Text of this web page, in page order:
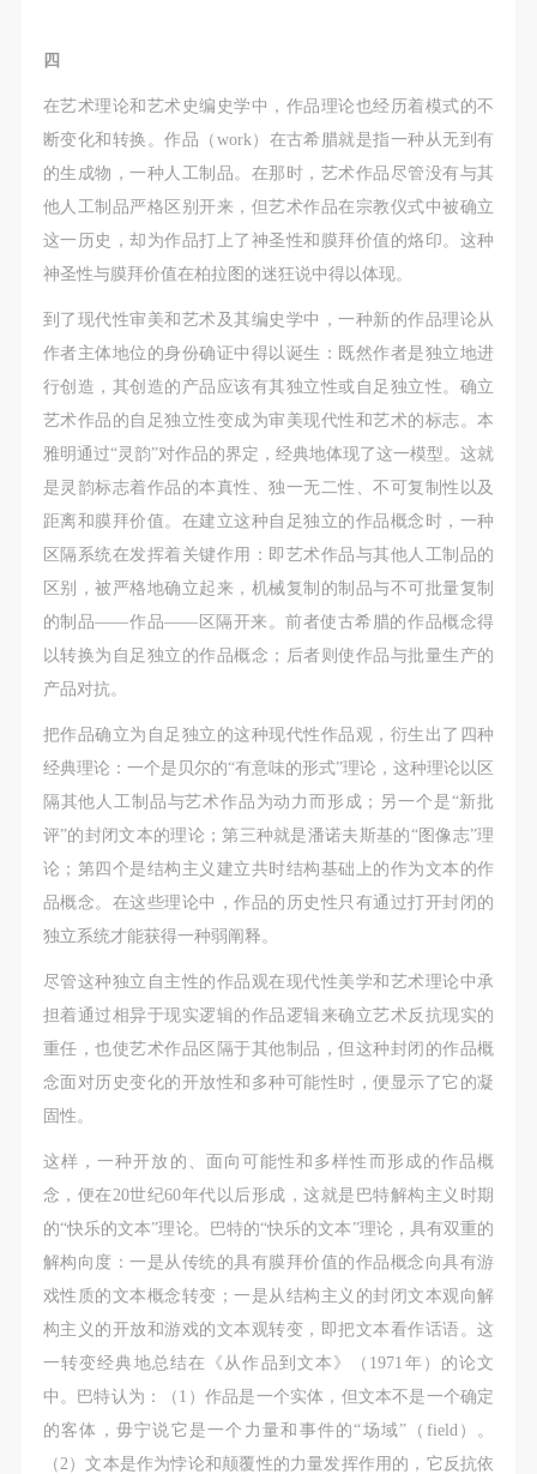
四
在艺术理论和艺术史编史学中，作品理论也经历着模式的不
断变化和转换。作品（work）在古希腊就是指一种从无到有
的生成物，一种人工制品。在那时，艺术作品尽管没有与其
他人工制品严格区别开来，但艺术作品在宗教仪式中被确立
这一历史，却为作品打上了神圣性和膜拜价值的烙印。这种
神圣性与膜拜价值在柏拉图的迷狂说中得以体现。
到了现代性审美和艺术及其编史学中，一种新的作品理论从
作者主体地位的身份确证中得以诞生：既然作者是独立地进
行创造，其创造的产品应该有其独立性或自足独立性。确立
艺术作品的自足独立性变成为审美现代性和艺术的标志。本
雅明通过“灵韵”对作品的界定，经典地体现了这一模型。这就
是灵韵标志着作品的本真性、独一无二性、不可复制性以及
距离和膜拜价值。在建立这种自足独立的作品概念时，一种
区隔系统在发挥着关键作用：即艺术作品与其他人工制品的
区别，被严格地确立起来，机械复制的制品与不可批量复制
的制品——作品——区隔开来。前者使古希腊的作品概念得
以转换为自足独立的作品概念；后者则使作品与批量生产的
产品对抗。
把作品确立为自足独立的这种现代性作品观，衍生出了四种
经典理论：一个是贝尔的“有意味的形式”理论，这种理论以区
隔其他人工制品与艺术作品为动力而形成；另一个是“新批
评”的封闭文本的理论；第三种就是潘诺夫斯基的“图像志”理
论；第四个是结构主义建立共时结构基础上的作为文本的作
品概念。在这些理论中，作品的历史性只有通过打开封闭的
独立系统才能获得一种弱阐释。
尽管这种独立自主性的作品观在现代性美学和艺术理论中承
担着通过相异于现实逻辑的作品逻辑来确立艺术反抗现实的
重任，也使艺术作品区隔于其他制品，但这种封闭的作品概
念面对历史变化的开放性和多种可能性时，便显示了它的凝
固性。
这样，一种开放的、面向可能性和多样性而形成的作品概
念，便在20世纪60年代以后形成，这就是巴特解构主义时期
的“快乐的文本”理论。巴特的“快乐的文本”理论，具有双重的
解构向度：一是从传统的具有膜拜价值的作品概念向具有游
戏性质的文本概念转变；一是从结构主义的封闭文本观向解
构主义的开放和游戏的文本观转变，即把文本看作话语。这
一转变经典地总结在《从作品到文本》（1971年）的论文
中。巴特认为：（1）作品是一个实体，但文本不是一个确定
的客体，毋宁说它是一个力量和事件的“场域”（field）。
（2）文本是作为悖论和颠覆性的力量发挥作用的，它反抗依